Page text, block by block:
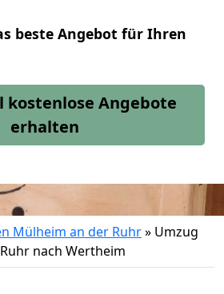
beste Angebot für Ihren
kostenlose Angebote
erhalten
Mülheim an der Ruhr» Umzug
nach Wertheim